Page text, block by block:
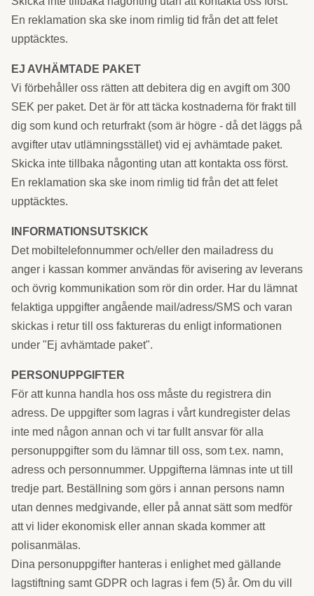
En reklamation ska ske inom rimlig tid från det att felet
upptäcktes.
EJ AVHÄMTADE PAKET
Vi förbehåller oss rätten att debitera dig en avgift om 300
SEK per paket. Det är för att täcka kostnaderna för frakt till
dig som kund och returfrakt (som är högre - då det läggs på
avgifter utav utlämningsstället) vid ej avhämtade paket.
Skicka inte tillbaka någonting utan att kontakta oss först.
En reklamation ska ske inom rimlig tid från det att felet
upptäcktes.
INFORMATIONSUTSKICK
Det mobiltelefonnummer och/eller den mailadress du
anger i kassan kommer användas för avisering av leverans
och övrig kommunikation som rör din order. Har du lämnat
felaktiga uppgifter angående mail/adress/SMS och varan
skickas i retur till oss faktureras du enligt informationen
under "Ej avhämtade paket".
PERSONUPPGIFTER
För att kunna handla hos oss måste du registrera din
adress. De uppgifter som lagras i vårt kundregister delas
inte med någon annan och vi tar fullt ansvar för alla
personuppgifter som du lämnar till oss, som t.ex. namn,
adress och personnummer. Uppgifterna lämnas inte ut till
tredje part. Beställning som görs i annan persons namn
utan dennes medgivande, eller på annat sätt som medför
att vi lider ekonomisk eller annan skada kommer att
polisanmälas.
Dina personuppgifter hanteras i enlighet med gällande
lagstiftning samt GDPR och lagras i fem (5) år. Om du vill